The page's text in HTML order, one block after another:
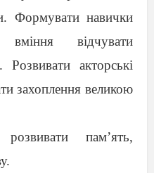
Формувати навички
відчувати
Розвивати акторські
захоплення великою
розвивати пам’ять,